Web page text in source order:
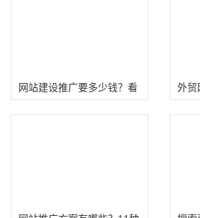
网站建设推广要多少钱？看
看推广一个网站有哪些费用
外贸
创建